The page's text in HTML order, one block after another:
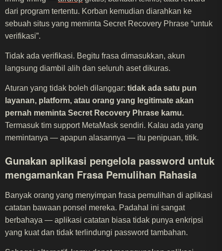
dari program tertentu. Korban kemudian diarahkan ke
sebuah situs yang meminta Secret Recovery Phrase “untuk
verifikasi”.
Tidak ada verifikasi. Begitu frasa dimasukkan, akun
langsung diambil alih dan seluruh aset dikuras.
Aturan yang tidak boleh dilanggar: tidak ada satu pun
layanan, platform, atau orang yang legitimate akan
pernah meminta Secret Recovery Phrase kamu.
Termasuk tim support MetaMask sendiri. Kalau ada yang
memintanya — apapun alasannya — itu penipuan, titik.
Gunakan aplikasi pengelola password untuk
mengamankan Frasa Pemulihan Rahasia
Banyak orang yang menyimpan frasa pemulihan di aplikasi
catatan bawaan ponsel mereka. Padahal ini sangat
berbahaya — aplikasi catatan biasa tidak punya enkripsi
yang kuat dan tidak terlindungi password tambahan.